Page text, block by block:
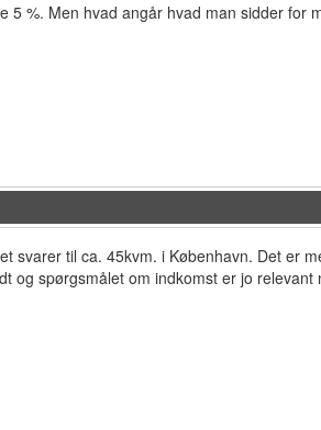
5 %. Men hvad angår hvad man sidder
svarer til ca. 45kvm. i København. Det er
og spørgsmålet om indkomst er jo